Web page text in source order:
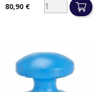
80,90 €